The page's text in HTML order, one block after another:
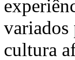
variados
cultura